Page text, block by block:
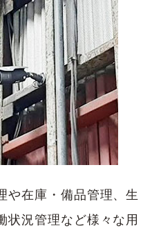
や在庫・備品管理、生
状況管理など様々な用